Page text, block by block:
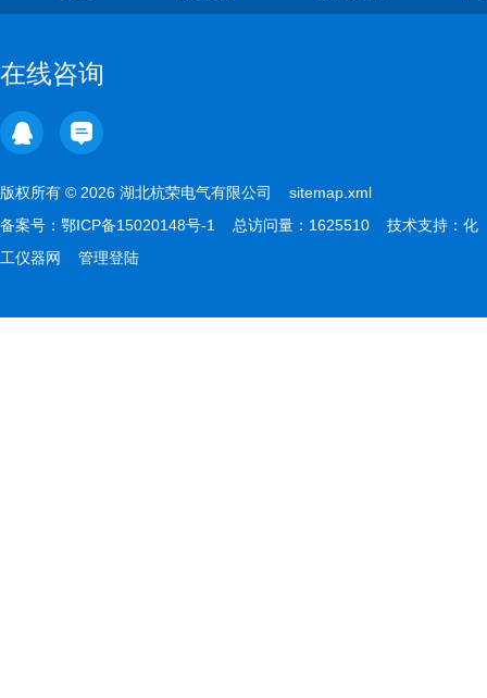
在线咨询
版权所有 © 2026 湖北杭荣电气有限公司 sitemap.xml
备案号： 鄂ICP备15020148号-1 总访问量：1625510 技术支持： 化
工仪器网
管理登陆